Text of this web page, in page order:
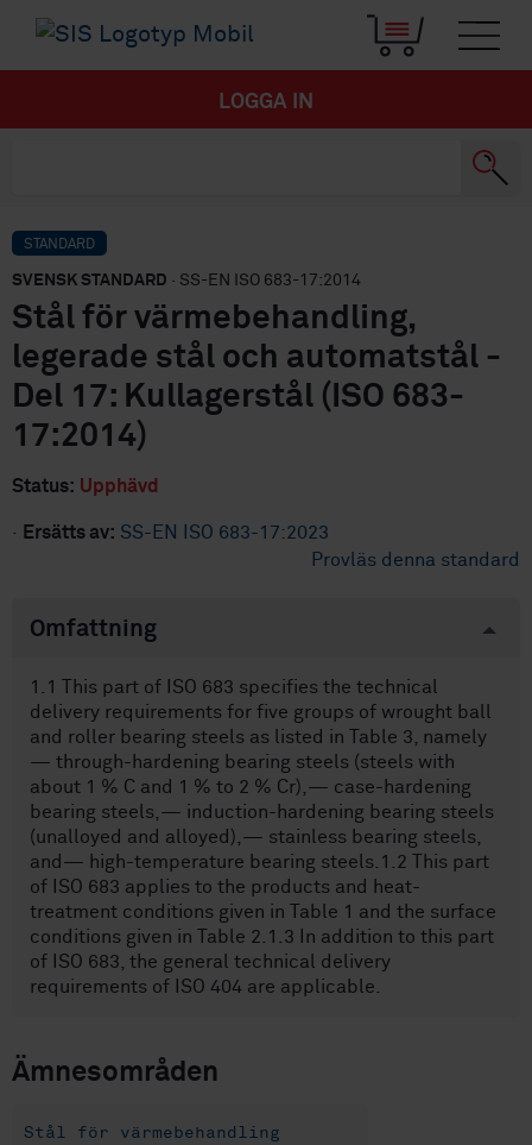
LOGGA IN
STANDARD
SVENSK STANDARD · SS-EN ISO 683-17:2014
Stål för värmebehandling,
legerade stål och automatstål -
Del 17: Kullagerstål (ISO 683-
17:2014)
Status: Upphävd
· Ersätts av: SS-EN ISO 683-17:2023
Provläs denna standard
Omfattning
1.1 This part of ISO 683 specifies the technical
delivery requirements for five groups of wrought ball
and roller bearing steels as listed in Table 3, namely
— through-hardening bearing steels (steels with
about 1 % C and 1 % to 2 % Cr),— case-hardening
bearing steels,— induction-hardening bearing steels
(unalloyed and alloyed),— stainless bearing steels,
and— high-temperature bearing steels.1.2 This part
of ISO 683 applies to the products and heat-
treatment conditions given in Table 1 and the surface
conditions given in Table 2.1.3 In addition to this part
of ISO 683, the general technical delivery
requirements of ISO 404 are applicable.
Ämnesområden
Stål för värmebehandling